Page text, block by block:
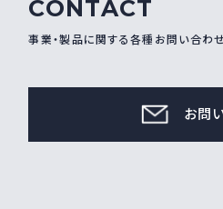
CONTACT
事業・製品に関する各種お問い合わ
お問